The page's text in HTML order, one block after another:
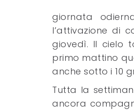
giornata
l’attivazione di
giovedì. Il cielo
primo mattino
anche sotto i 10
Tutta la
ancora